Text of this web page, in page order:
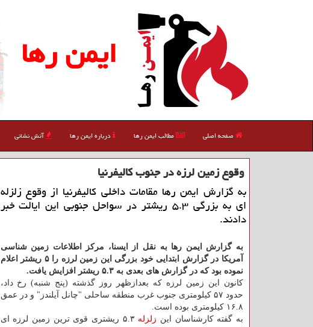
ایمن رها
صفحه اصلی مطالب ایمن رها درباره ایمن رها آتش نشانی
وقوع زمین لرزه در جنوب كالیفرنیا
به گزارش ایمن رها مقامات داخلی كالیفرنیا از وقوع زلزله
ای به بزرگی ۵.۳ ریشتر در سواحل جنوبی این ایالت خبر
دادند.
به گزارش ایمن رها به نقل از ایسنا، مركز اطلاعات زمین شناسی
آمریكا در گزارش ابتدایی خود بزرگی این زمین لرزه را ۵ ریشتر اعلام
نموده بود كه در گزارش های بعدی به ۵.۳ ریشتر افزایش یافت.
كانون این زمین لرزه كه بعدازظهر روز گذشته (پنج شنبه) رخ داد،
حدود ۵۷ كیلومتری جنوب غرب منطقه ساحلی "چانل آیلندز" و در عمق
۱۶.۸ كیلومتری بوده است.
به گفته كارشناسان این زلزله
۵.۳ ریشتری قوی ترین زمین لرزه ای